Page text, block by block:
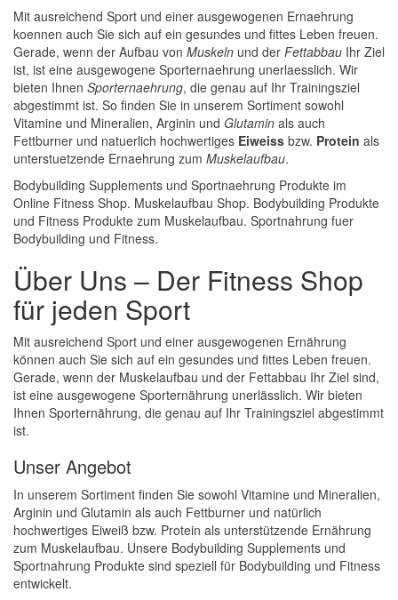
Mit ausreichend Sport und einer ausgewogenen Ernaehrung
koennen auch Sie sich auf ein gesundes und fittes Leben freuen.
Gerade, wenn der Aufbau von Muskeln und der Fettabbau Ihr Ziel
ist, ist eine ausgewogene Sporternaehrung unerlaesslich. Wir
bieten Ihnen Sporternaehrung, die genau auf Ihr Trainingsziel
abgestimmt ist. So finden Sie in unserem Sortiment sowohl
Vitamine und Mineralien, Arginin und Glutamin als auch
Fettburner und natuerlich hochwertiges Eiweiss bzw. Protein als
unterstuetzende Ernaehrung zum Muskelaufbau.
Bodybuilding Supplements und Sportnaehrung Produkte im
Online Fitness Shop. Muskelaufbau Shop. Bodybuilding Produkte
und Fitness Produkte zum Muskelaufbau. Sportnahrung fuer
Bodybuilding und Fitness.
Über Uns – Der Fitness Shop
für jeden Sport
Mit ausreichend Sport und einer ausgewogenen Ernährung
können auch Sie sich auf ein gesundes und fittes Leben freuen.
Gerade, wenn der Muskelaufbau und der Fettabbau Ihr Ziel sind,
ist eine ausgewogene Sporternährung unerlässlich. Wir bieten
Ihnen Sporternährung, die genau auf Ihr Trainingsziel abgestimmt
ist.
Unser Angebot
In unserem Sortiment finden Sie sowohl Vitamine und Mineralien,
Arginin und Glutamin als auch Fettburner und natürlich
hochwertiges Eiweiß bzw. Protein als unterstützende Ernährung
zum Muskelaufbau. Unsere Bodybuilding Supplements und
Sportnahrung Produkte sind speziell für Bodybuilding und Fitness
entwickelt.